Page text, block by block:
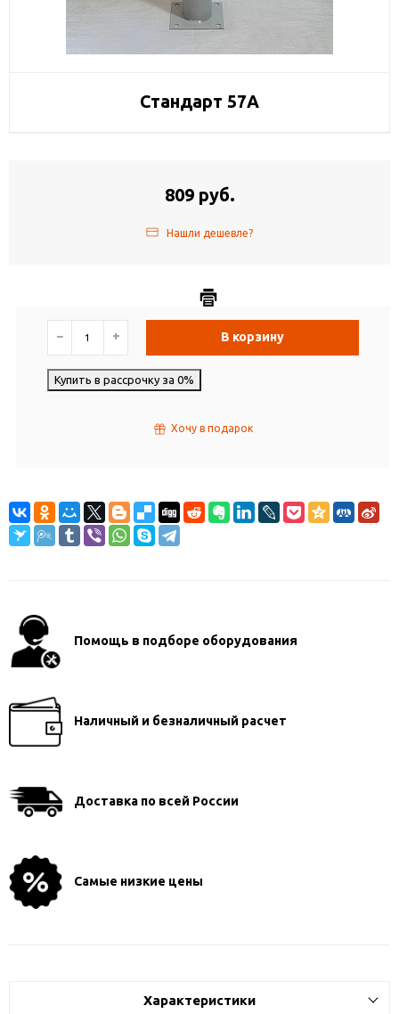
Стандарт 57А
809 руб.
Нашли дешевле?
− + В корзину
Купить в рассрочку за 0%
Хочу в подарок
Помощь в подборе оборудования
Наличный и безналичный расчет
Доставка по всей России
Самые низкие цены
Характеристики